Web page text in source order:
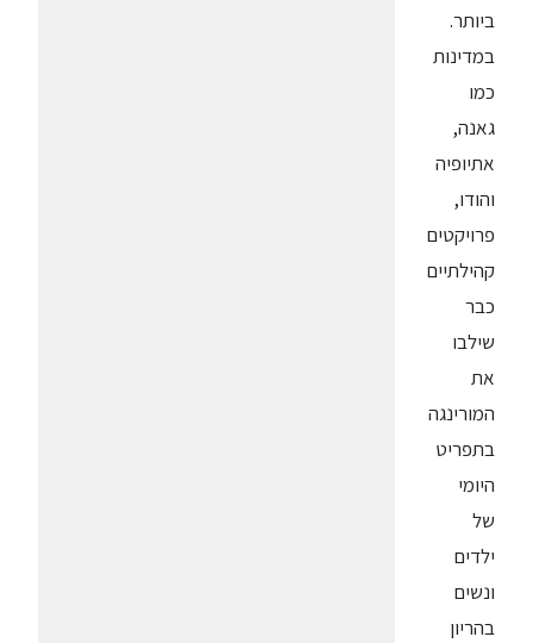
ביותר.
במדינות
כמו
גאנה,
אתיופיה
והודו,
פרויקטים
קהילתיים
כבר
שילבו
את
המורינגה
בתפריט
היומי
של
ילדים
ונשים
בהריון